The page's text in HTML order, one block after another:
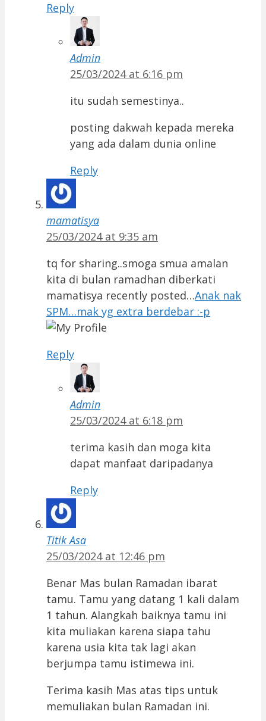
Reply
Admin
25/03/2024 at 6:16 pm
itu sudah semestinya..
posting dakwah kepada mereka
yang ada dalam dunia online
Reply
mamatisya
25/03/2024 at 9:35 am
tq for sharing..smoga smua amalan
kita di bulan ramadhan diberkati
mamatisya recently posted…Anak nak
SPM…mak yg extra berdebar :-p
Reply
Admin
25/03/2024 at 6:18 pm
terima kasih dan moga kita
dapat manfaat daripadanya
Reply
Titik Asa
25/03/2024 at 12:46 pm
Benar Mas bulan Ramadan ibarat
tamu. Tamu yang datang 1 kali dalam
1 tahun. Alangkah baiknya tamu ini
kita muliakan karena siapa tahu
karena usia kita tak lagi akan
berjumpa tamu istimewa ini.
Terima kasih Mas atas tips untuk
memuliakan bulan Ramadan ini.